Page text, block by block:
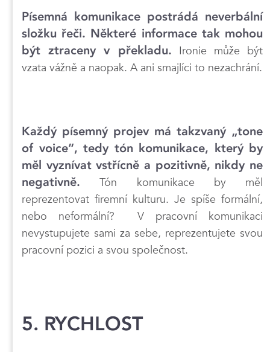
Písemná komunikace postrádá neverbální
složku řeči. Některé informace tak mohou
být ztraceny v překladu. Ironie může být
vzata vážně a naopak. A ani smajlíci to nezachrání.
Každý písemný projev má takzvaný „tone
of voice”, tedy tón komunikace, který by
měl vyznívat vstřícně a pozitivně, nikdy ne
negativně. Tón komunikace by měl
reprezentovat firemní kulturu. Je spíše formální,
nebo neformální? V pracovní komunikaci
nevystupujete sami za sebe, reprezentujete svou
pracovní pozici a svou společnost.
5. RYCHLOST